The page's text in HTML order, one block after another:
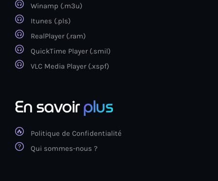
Winamp (.m3u)
Itunes (.pls)
RealPlayer (.ram)
QuickTime Player (.smil)
VLC Media Player (.xspf)
En savoirplus
Politique de Confidentialité
Qui sommes-nous ?